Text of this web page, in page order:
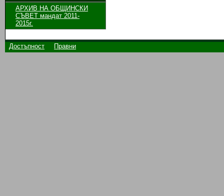
АРХИВ НА ОБЩИНСКИ
СЪВЕТ мандат 2011-
2015г.
Достъпност Правни